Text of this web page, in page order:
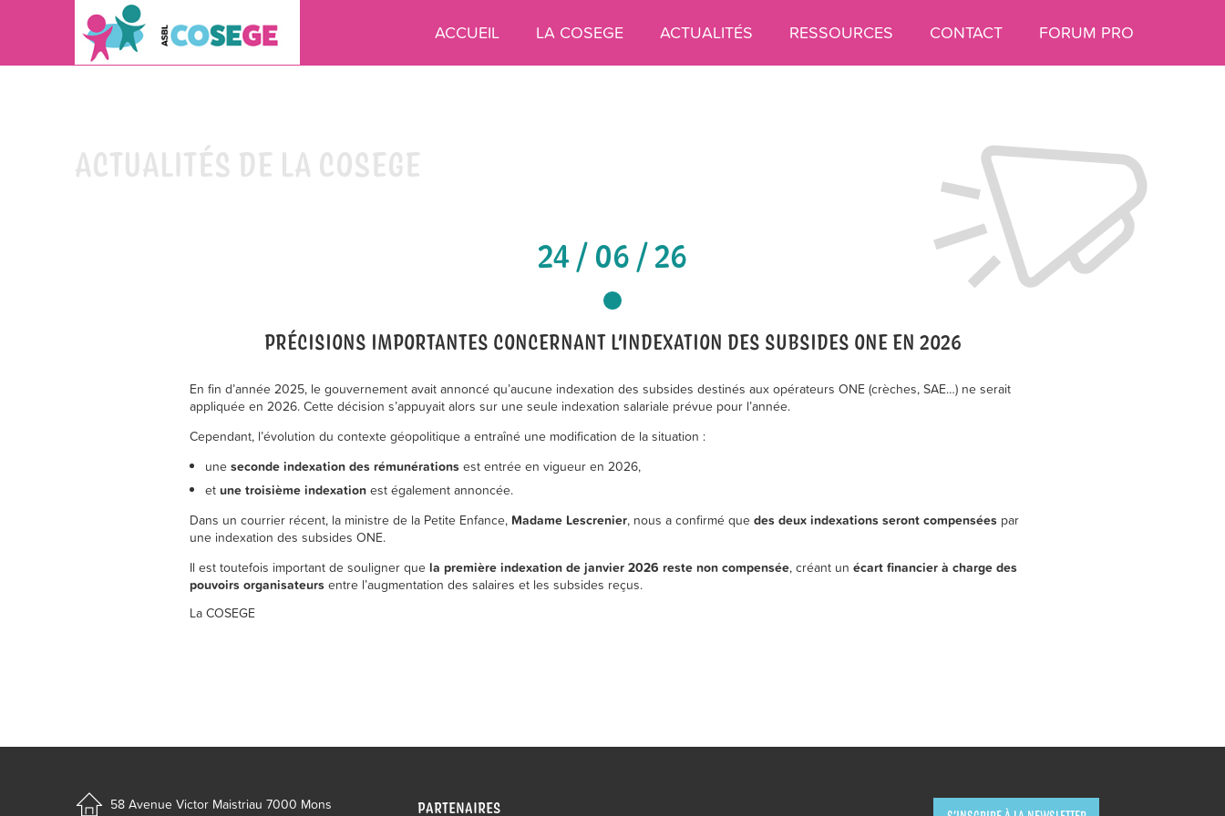
ACCUEIL LA COSEGE ACTUALITÉS RESSOURCES CONTACT FORUM PRO
ACTUALITÉS DE LA COSEGE
24 / 06 / 26
PRÉCISIONS IMPORTANTES CONCERNANT L’INDEXATION DES SUBSIDES ONE EN 2026
En fin d’année 2025, le gouvernement avait annoncé qu’aucune indexation des subsides destinés aux opérateurs ONE (crèches, SAE…) ne serait
appliquée en 2026. Cette décision s’appuyait alors sur une seule indexation salariale prévue pour l’année.
Cependant, l’évolution du contexte géopolitique a entraîné une modification de la situation :
une seconde indexation des rémunérationsest entrée en vigueur en 2026,
et une troisième indexationest également annoncée.
Dans un courrier récent, la ministre de la Petite Enfance, Madame Lescrenier, nous a confirmé que des deux indexations seront compensées par
une indexation des subsides ONE.
Il est toutefois important de souligner que la première indexation de janvier 2026 reste non compensée, créant un écart financier à charge des
pouvoirs organisateurs entre l’augmentation des salaires et les subsides reçus.
La COSEGE
58 Avenue Victor Maistriau7000 Mons PARTENAIRES